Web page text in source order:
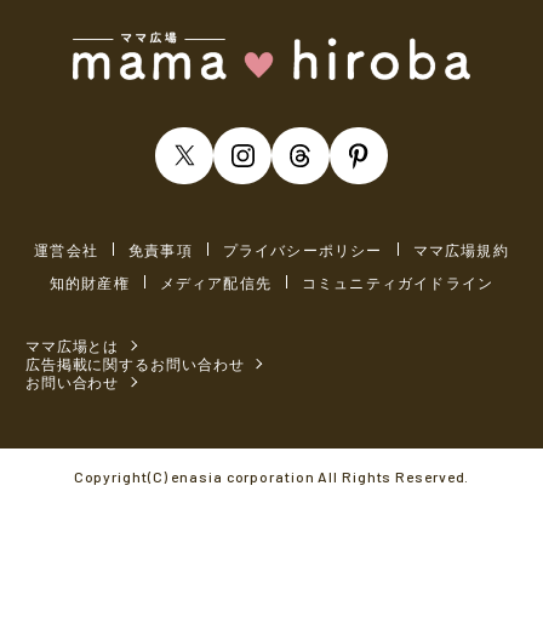
運営会社 免責事項 プライバシーポリシー
ママ広場規約
知的財産権
メディア配信先 コミュニティガイドライン
ママ広場とは
広告掲載に関するお問い合わせ
お問い合わせ
Copyright(C) enasia corporation All Rights Reserved.